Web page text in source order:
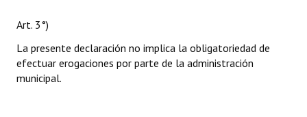
Art. 3°)
La presente declaración no implica la obligatoriedad de
efectuar erogaciones por parte de la administración
municipal.